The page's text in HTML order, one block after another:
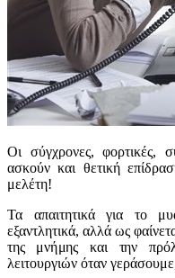
Οι σύγχρονες, φορτικές,
ασκούν και θετική
μελέτη!
Τα απαιτητικά για το
εξαντλητικά, αλλά ως
της μνήμης και την
λειτουργιών όταν